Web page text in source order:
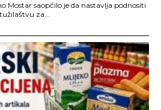
Mostar saopćilo je da nastavlja podnositi
za...